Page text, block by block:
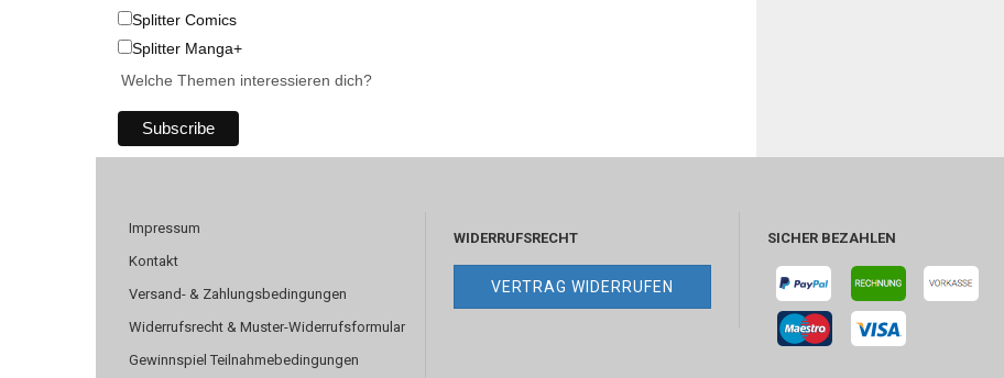
Splitter Comics
Splitter Manga+
Welche Themen interessieren dich?
Impressum
Kontakt
Versand- & Zahlungsbedingungen
Widerrufsrecht & Muster-Widerrufsformular
Gewinnspiel Teilnahmebedingungen
WIDERRUFSRECHT
VERTRAG WIDERRUFEN
SICHER BEZAHLEN